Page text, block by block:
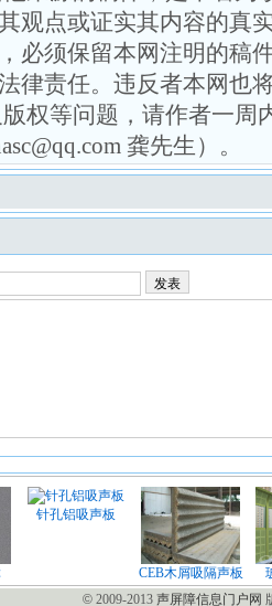
观点或证实其内容的真
必须保留本网注明的稿
律责任。违反者本网也
权等问题，请作者一周
龚先生）。
发表
© 2009-2013 声屏障信息门户网